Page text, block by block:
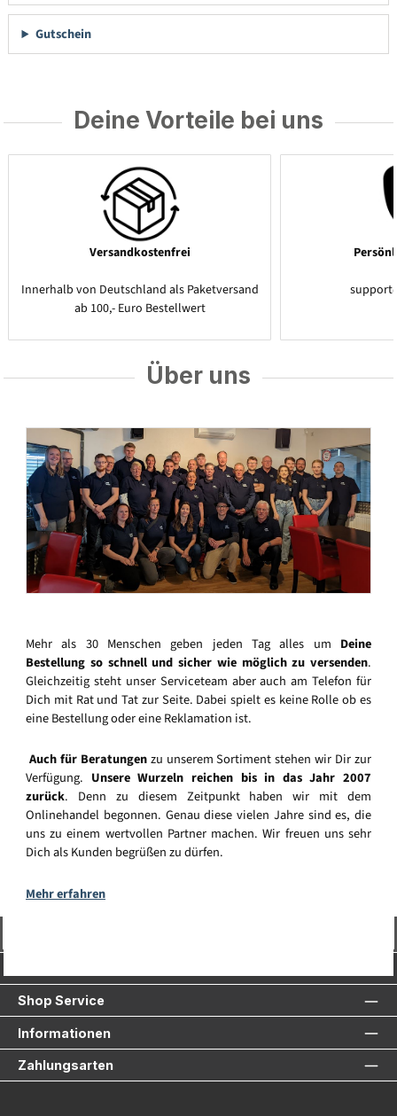
Gutschein
Deine Vorteile bei uns
Versandkostenfrei
Innerhalb von Deutschland als Paketversand
ab 100,- Euro Bestellwert
Über uns
Mehr als 30 Menschen geben jeden Tag alles um Deine
Bestellung so schnell und sicher wie möglich zu versenden.
Gleichzeitig steht unser Serviceteam aber auch am Telefon für
Dich mit Rat und Tat zur Seite. Dabei spielt es keine Rolle ob es
eine Bestellung oder eine Reklamation ist.
Auch für Beratungenzu unserem Sortiment stehen wir Dir zur
Verfügung. Unsere Wurzeln reichen bis in das Jahr 2007
zurück. Denn zu diesem Zeitpunkt haben wir mit dem
Onlinehandel begonnen. Genau diese vielen Jahre sind es, die
uns zu einem wertvollen Partner machen. Wir freuen uns sehr
Dich als Kunden begrüßen zu dürfen.
Mehr erfahren
Shop Service
Informationen
Zahlungsarten